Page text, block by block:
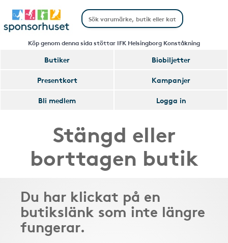
Köp genom denna sida stöttar IFK Helsingborg Konståkning
Butiker
Biobiljetter
Presentkort
Kampanjer
Bli medlem
Logga in
Stängd eller
borttagen butik
Du har klickat på en
butikslänk som inte längre
fungerar.